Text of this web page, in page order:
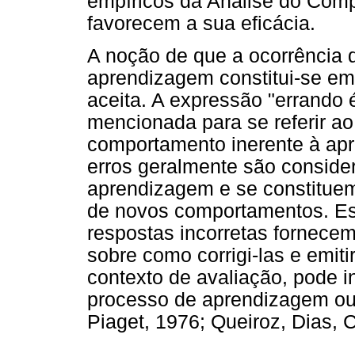
favorecem a sua eficácia.
A noção de que a ocorrência
aprendizagem constitui-se
aceita. A expressão "errando
mencionada para se referir
comportamento inerente à
erros geralmente são
aprendizagem e se
de novos comportamentos.
respostas incorretas
sobre como corrigi-las e
contexto de avaliação, pode
processo de aprendizagem
Piaget, 1976; Queiroz, Dias,